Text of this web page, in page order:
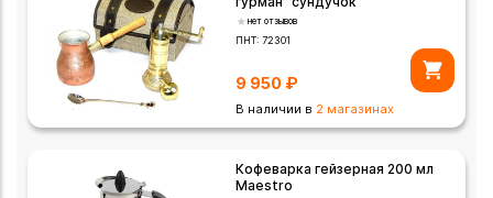
нет отзывов
ПНТ:72301
9 950 ₽
В наличии в 2 магазинах
Кофеварка гейзерная 200 мл
Maestro